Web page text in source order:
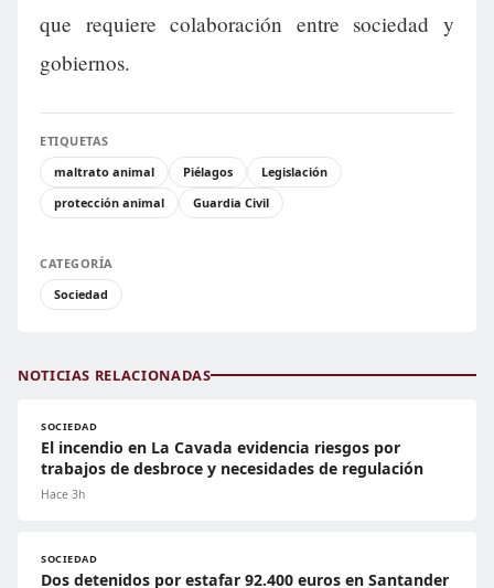
que requiere colaboración entre sociedad y
gobiernos.
ETIQUETAS
maltrato animal
Piélagos
Legislación
protección animal
Guardia Civil
CATEGORÍA
Sociedad
NOTICIAS RELACIONADAS
SOCIEDAD
El incendio en La Cavada evidencia riesgos por
trabajos de desbroce y necesidades de regulación
Hace 3h
SOCIEDAD
Dos detenidos por estafar 92.400 euros en Santander